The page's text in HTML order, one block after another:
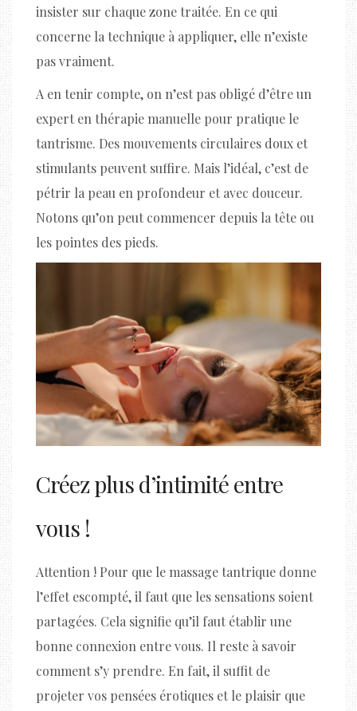
insister sur chaque zone traitée. En ce qui
concerne la technique à appliquer, elle n’existe
pas vraiment.
A en tenir compte, on n’est pas obligé d’être un
expert en thérapie manuelle pour pratique le
tantrisme. Des mouvements circulaires doux et
stimulants peuvent suffire. Mais l’idéal, c’est de
pétrir la peau en profondeur et avec douceur.
Notons qu’on peut commencer depuis la tête ou
les pointes des pieds.
Créez plus d’intimité entre
vous !
Attention ! Pour que le massage tantrique donne
l’effet escompté, il faut que les sensations soient
partagées. Cela signifie qu’il faut établir une
bonne connexion entre vous. Il reste à savoir
comment s’y prendre. En fait, il suffit de
projeter vos pensées érotiques et le plaisir que